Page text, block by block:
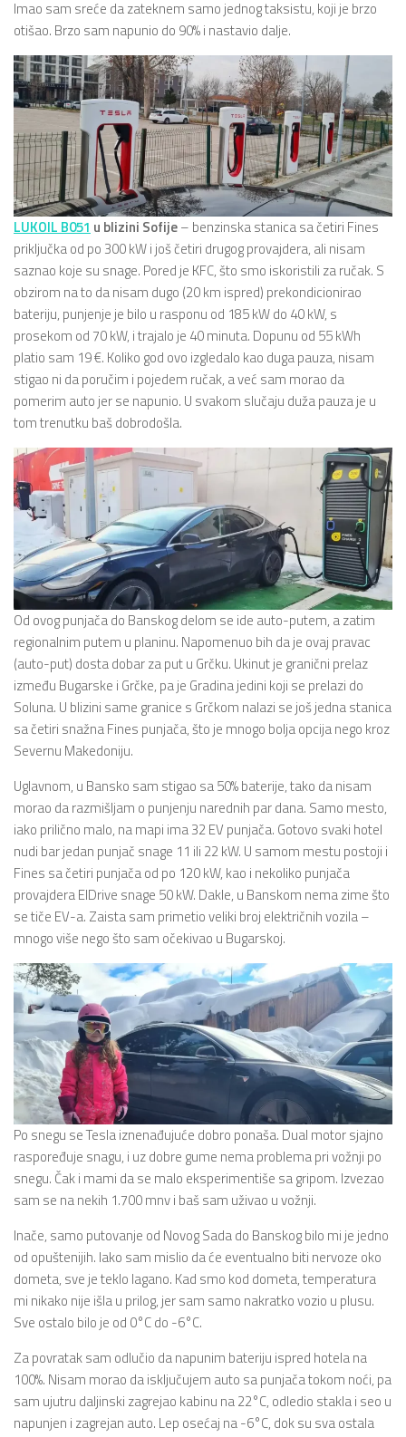
Imao sam sreće da zateknem samo jednog taksistu, koji je brzo
otišao. Brzo sam napunio do 90% i nastavio dalje.
LUKOIL B051 u blizini Sofije– benzinska stanica sa četiri Fines
priključka od po 300 kW i još četiri drugog provajdera, ali nisam
saznao koje su snage. Pored je KFC, što smo iskoristili za ručak. S
obzirom na to da nisam dugo (20 km ispred) prekondicionirao
bateriju, punjenje je bilo u rasponu od 185 kW do 40 kW, s
prosekom od 70 kW, i trajalo je 40 minuta. Dopunu od 55 kWh
platio sam 19 €. Koliko god ovo izgledalo kao duga pauza, nisam
stigao ni da poručim i pojedem ručak, a već sam morao da
pomerim auto jer se napunio. U svakom slučaju duža pauza je u
tom trenutku baš dobrodošla.
Od ovog punjača do Banskog delom se ide auto-putem, a zatim
regionalnim putem u planinu. Napomenuo bih da je ovaj pravac
(auto-put) dosta dobar za put u Grčku. Ukinut je granični prelaz
između Bugarske i Grčke, pa je Gradina jedini koji se prelazi do
Soluna. U blizini same granice s Grčkom nalazi se još jedna stanica
sa četiri snažna Fines punjača, što je mnogo bolja opcija nego kroz
Severnu Makedoniju.
Uglavnom, u Bansko sam stigao sa 50% baterije, tako da nisam
morao da razmišljam o punjenju narednih par dana. Samo mesto,
iako prilično malo, na mapi ima 32 EV punjača. Gotovo svaki hotel
nudi bar jedan punjač snage 11 ili 22 kW. U samom mestu postoji i
Fines sa četiri punjača od po 120 kW, kao i nekoliko punjača
provajdera ElDrive snage 50 kW. Dakle, u Banskom nema zime što
se tiče EV-a. Zaista sam primetio veliki broj električnih vozila –
mnogo više nego što sam očekivao u Bugarskoj.
Po snegu se Tesla iznenađujuće dobro ponaša. Dual motor sjajno
raspoređuje snagu, i uz dobre gume nema problema pri vožnji po
snegu. Čak i mami da se malo eksperimentiše sa gripom. Izvezao
sam se na nekih 1.700 mnv i baš sam uživao u vožnji.
Inače, samo putovanje od Novog Sada do Banskog bilo mi je jedno
od opuštenijih. Iako sam mislio da će eventualno biti nervoze oko
dometa, sve je teklo lagano. Kad smo kod dometa, temperatura
mi nikako nije išla u prilog, jer sam samo nakratko vozio u plusu.
Sve ostalo bilo je od 0°C do -6°C.
Za povratak sam odlučio da napunim bateriju ispred hotela na
100%. Nisam morao da isključujem auto sa punjača tokom noći, pa
sam ujutru daljinski zagrejao kabinu na 22°C, odledio stakla i seo u
napunjen i zagrejan auto. Lep osećaj na -6°C, dok su sva ostala